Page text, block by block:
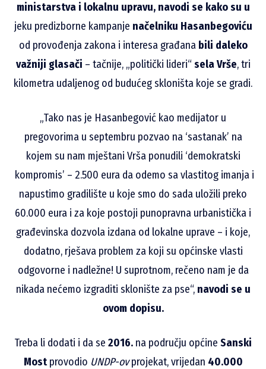
ministarstva i lokalnu upravu, navodi se kako su u
jeku predizborne kampanje načelniku Hasanbegoviću
od provođenja zakona i interesa građana bili daleko
važniji glasači – tačnije, „politički lideri“ sela Vrše, tri
kilometra udaljenog od budućeg skloništa koje se gradi.
„Tako nas je Hasanbegović kao medijator u
pregovorima u septembru pozvao na ‘sastanak’ na
kojem su nam mještani Vrša ponudili ‘demokratski
kompromis’ – 2.500 eura da odemo sa vlastitog imanja i
napustimo gradilište u koje smo do sada uložili preko
60.000 eura i za koje postoji punopravna urbanistička i
građevinska dozvola izdana od lokalne uprave – i koje,
dodatno, rješava problem za koji su općinske vlasti
odgovorne i nadležne! U suprotnom, rečeno nam je da
nikada nećemo izgraditi sklonište za pse“, navodi se u
ovom dopisu.
Treba li dodati i da se 2016. na području općine Sanski
Mostprovodio UNDP-ovprojekat, vrijedan 40.000